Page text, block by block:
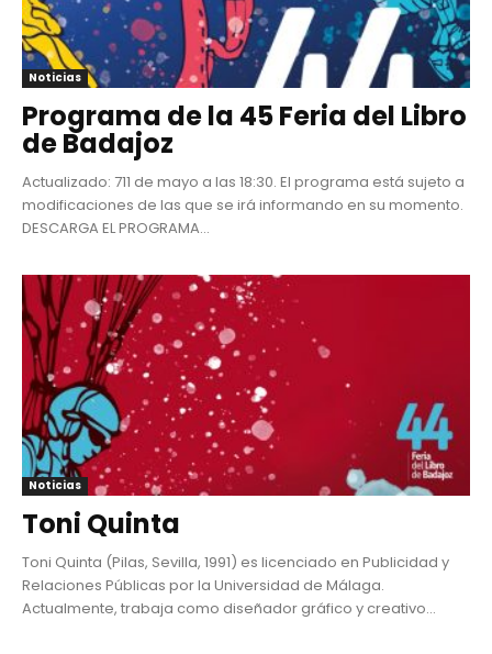
Noticias
Programa de la 45 Feria del Libro
de Badajoz
Actualizado: 711 de mayo a las 18:30. El programa está sujeto a
modificaciones de las que se irá informando en su momento.
DESCARGA EL PROGRAMA...
Noticias
Toni Quinta
Toni Quinta (Pilas, Sevilla, 1991) es licenciado en Publicidad y
Relaciones Públicas por la Universidad de Málaga.
Actualmente, trabaja como diseñador gráfico y creativo...